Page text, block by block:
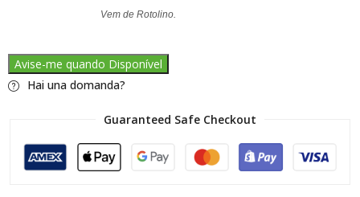
Vem de Rotolino.
Avise-me quando Disponível
Hai una domanda?
Guaranteed Safe Checkout